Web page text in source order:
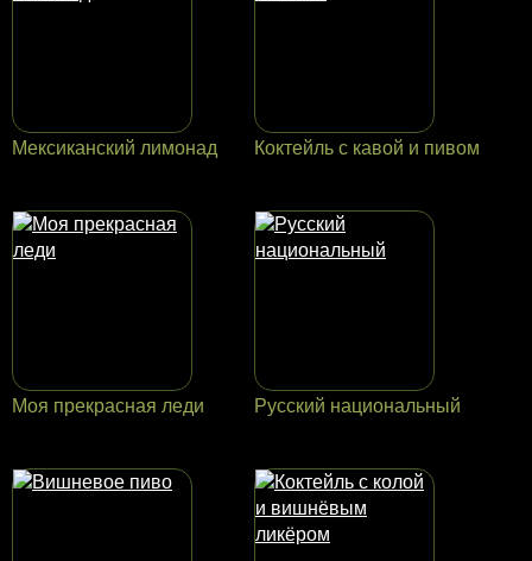
Мексиканский лимонад Коктейль с кавой и пивом
Моя прекрасная леди Русский национальный